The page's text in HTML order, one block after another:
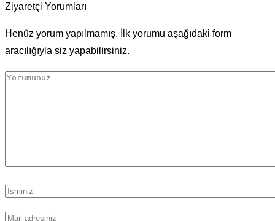
Ziyaretçi Yorumları
Henüz yorum yapılmamış. İlk yorumu aşağıdaki form
aracılığıyla siz yapabilirsiniz.